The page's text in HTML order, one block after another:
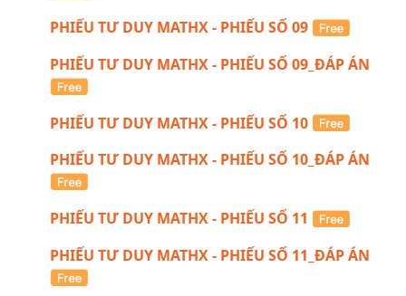
PHIẾU TƯ DUY MATHX - PHIẾU SỐ 09
PHIẾU TƯ DUY MATHX - PHIẾU SỐ 09_ĐÁP ÁN
PHIẾU TƯ DUY MATHX - PHIẾU SỐ 10
PHIẾU TƯ DUY MATHX - PHIẾU SỐ 10_ĐÁP ÁN
PHIẾU TƯ DUY MATHX - PHIẾU SỐ 11
PHIẾU TƯ DUY MATHX - PHIẾU SỐ 11_ĐÁP ÁN